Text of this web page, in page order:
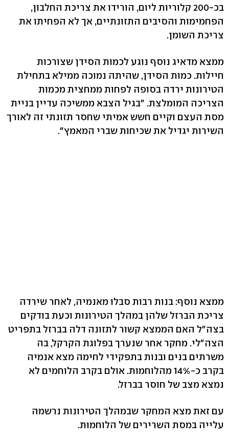
בכ-200 קלוריות ליום, הורידו את צריכת החלבון,
הפחמימות והסיבים התזונתיים, אך לא הפחיתו את
צריכת השומן.
ממצא מדאיג נוסף נוגע לכמות הסידן שצורכות
חיילות. כמות הסידן, שהיתה נמוכה ממילא בתחילת
הטירונות ירדה בסופה לפחות ממחצית מכמות
הצריכה המומלצת. "בגיל הצבא ממשיכה עדיין בניית
מסת העצם וקיים חשש אמיתי שחסר תזונתי זה לאורך
השירות יגדיל את שכיחות שברי המאמץ".
ממצא נוסף: בנות רבות סבלו מאנמיה, לאחר שירדה
צריכת הברזל שלהן במהלך הטירונות וכעת בודקים
בצה"ל האם הממצא קשור לתזונה דלה בברזל בתפריט
הצה"לי. מחקר אחר שנערך בפלוגת הקרקל, בה
משרתים בנים ובנות בתפקידי לחימה מצא אנמיה
בקרב כ-14% מהלוחמות. אולם בקרב הלוחמים לא
נמצא מצב של חוסר בברזל.
עם זאת מצא המחקר שבמהלך הטירונות נרשמה
עלייה במסת השרירים של הלוחמות.